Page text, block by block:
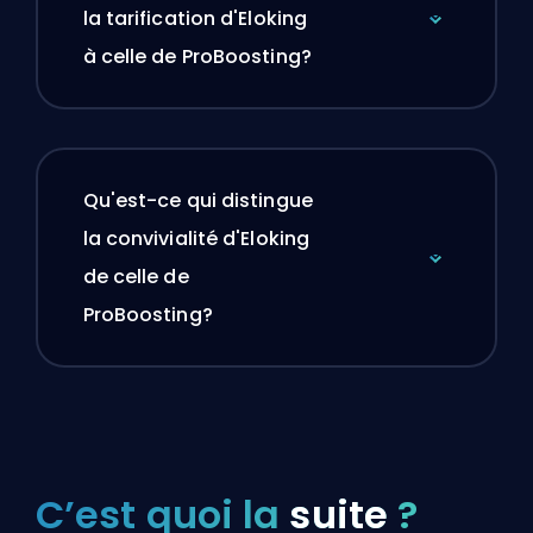
la tarification d'Eloking
à celle de ProBoosting?
Qu'est-ce qui distingue
la convivialité d'Eloking
de celle de
ProBoosting?
C’est quoi la suite ?